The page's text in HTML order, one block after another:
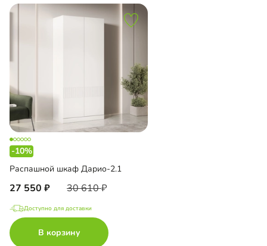
-10%
Распашной шкаф Дарио-2.1
27 550 30 610
Доступно для доставки
В корзину